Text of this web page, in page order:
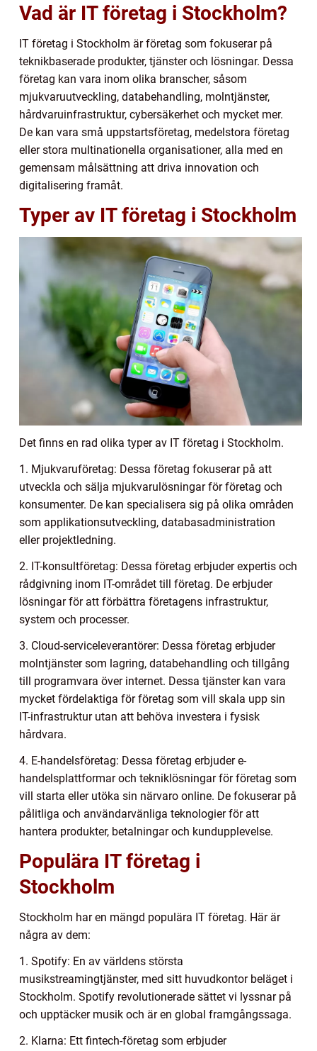
Vad är IT företag i Stockholm?
IT företag i Stockholm är företag som fokuserar på
teknikbaserade produkter, tjänster och lösningar. Dessa
företag kan vara inom olika branscher, såsom
mjukvaruutveckling, databehandling, molntjänster,
hårdvaruinfrastruktur, cybersäkerhet och mycket mer.
De kan vara små uppstartsföretag, medelstora företag
eller stora multinationella organisationer, alla med en
gemensam målsättning att driva innovation och
digitalisering framåt.
Typer av IT företag i Stockholm
Det finns en rad olika typer av IT företag i Stockholm.
1. Mjukvaruföretag: Dessa företag fokuserar på att
utveckla och sälja mjukvarulösningar för företag och
konsumenter. De kan specialisera sig på olika områden
som applikationsutveckling, databasadministration
eller projektledning.
2. IT-konsultföretag: Dessa företag erbjuder expertis och
rådgivning inom IT-området till företag. De erbjuder
lösningar för att förbättra företagens infrastruktur,
system och processer.
3. Cloud-serviceleverantörer: Dessa företag erbjuder
molntjänster som lagring, databehandling och tillgång
till programvara över internet. Dessa tjänster kan vara
mycket fördelaktiga för företag som vill skala upp sin
IT-infrastruktur utan att behöva investera i fysisk
hårdvara.
4. E-handelsföretag: Dessa företag erbjuder e-
handelsplattformar och tekniklösningar för företag som
vill starta eller utöka sin närvaro online. De fokuserar på
pålitliga och användarvänliga teknologier för att
hantera produkter, betalningar och kundupplevelse.
Populära IT företag i
Stockholm
Stockholm har en mängd populära IT företag. Här är
några av dem:
1. Spotify: En av världens största
musikstreamingtjänster, med sitt huvudkontor beläget i
Stockholm. Spotify revolutionerade sättet vi lyssnar på
och upptäcker musik och är en global framgångssaga.
2. Klarna: Ett fintech-företag som erbjuder